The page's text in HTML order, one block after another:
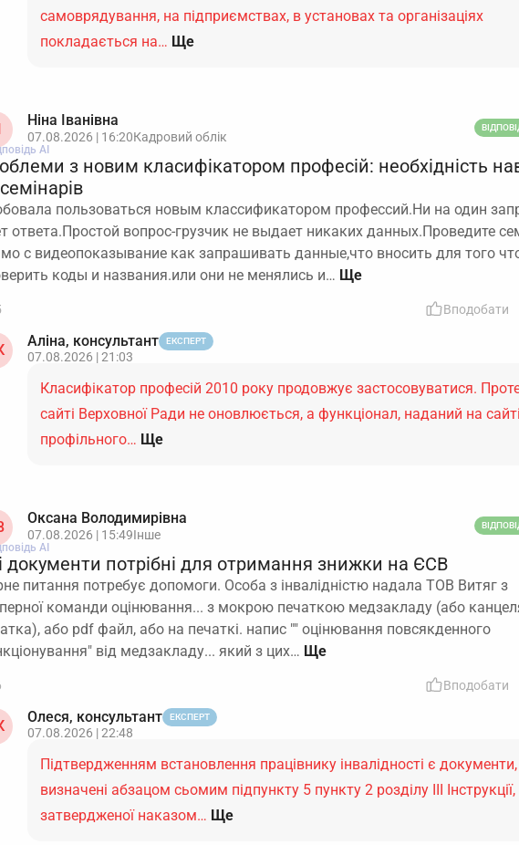
самоврядування, на підприємствах, в установах та організаціях
покладається на… Ще
Ніна Іванівна
07.08.2026 | 16:20Кадровий облік
АІ
з новим класифікатором професій: необхідність
пользоваться новым классификатором профессий.Ни на один
ответа.Простой вопрос-грузчик не выдает никаких данных.Проведите
с видеопоказывание как запрашивать данные,что вносить для того
коды и названия.или они не менялись и…
Вподобати
Аліна, консультант ЕКСПЕРТ
07.08.2026 | 21:03
Класифікатор професій 2010 року продовжує застосовуватися.
сайті Верховної Ради не оновлюється, а функціонал, наданий на сайті
профільного… Ще
Оксана Володимирівна
07.08.2026 | 15:49Інше
АІ
документи потрібні для отримання знижки на ЄСВ
питання потребує допомоги. Особа з інвалідністю надала ТОВ Витяг з
команди оцінювання... з мокрою печаткою медзакладу (або
або pdf файл, або на печаткі. напис "" оцінювання повсякденного
від медзакладу... який з цих…
Вподобати
Олеся, консультант ЕКСПЕРТ
07.08.2026 | 22:48
Підтвердженням встановлення працівнику інвалідності є документи,
визначені абзацом сьомим підпункту 5 пункту 2 розділу ІІІ Інструкції,
затвердженої наказом… Ще